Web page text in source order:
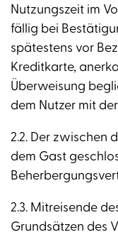
Nutzungszeit im
fällig bei
spätestens vor
Kreditkarte,
Überweisung
dem Nutzer mit
2.2. Der zwischen
dem Gast
2.3. Mitreisende
Grundsätzen des